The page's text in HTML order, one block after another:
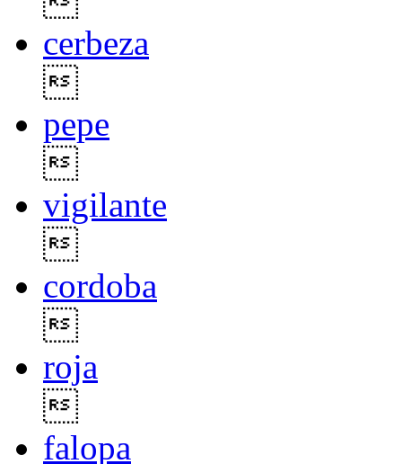
cerbeza
pepe
vigilante
cordoba
roja
falopa